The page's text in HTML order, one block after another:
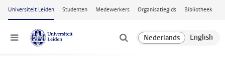
Ga naar hoofdinhoud
Universiteit Leiden Studenten Medewerkers Organisatiegids Bibliotheek
Menu